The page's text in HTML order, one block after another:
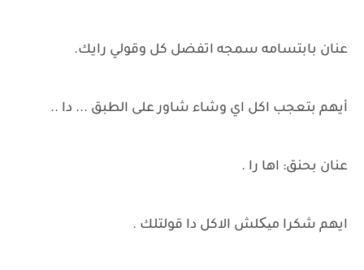
عنان بابتسامه سمجه اتفضل كل وقولي رايك.
أيهم بتعجب اكل اي وشاء شاور على الطبق ... دا ..
عنان بحنق: اها را .
ايهم شكرا میکلش الاكل دا قولتلك .